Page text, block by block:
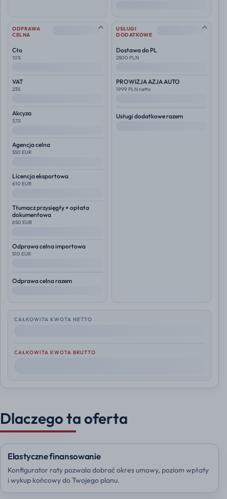
ODPRAWA
CELNA
--
Cło
10%
VAT
23%
Akcyza
3,1%
Agencja celna
550 EUR
Licencja eksportowa
610 EUR
Tłumacz przysięgły + opłata
dokumentowa
650 EUR
Odprawa celna importowa
510 EUR
Odprawa celna razem
USŁUGI
DODATKOWE
--
Dostawa do PL
2800 PLN
PROWIZJA AZJA AUTO
1999 PLN netto
Usługi dodatkowe razem
CAŁKOWITA KWOTA NETTO
CAŁKOWITA KWOTA BRUTTO
Dlaczego ta oferta
Elastyczne finansowanie
Konfigurator raty pozwala dobrać okres umowy, poziom wpłaty
i wykup końcowy do Twojego planu.